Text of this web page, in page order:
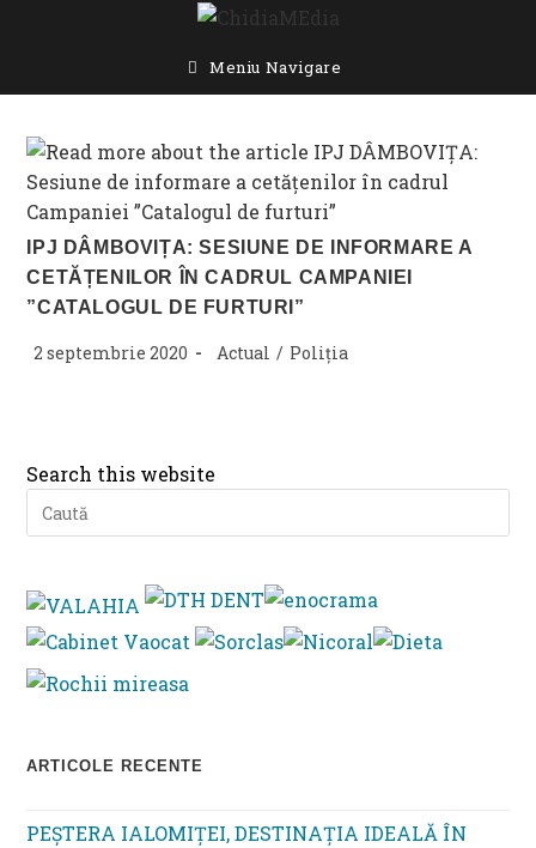
Meniu Navigare
IPJ DÂMBOVIȚA: SESIUNE DE INFORMARE A
CETĂȚENILOR ÎN CADRUL CAMPANIEI
”CATALOGUL DE FURTURI”
Post
2 septembrie 2020
Post
Actual / Poliția
Search this website
ARTICOLE RECENTE
PEȘTERA IALOMIȚEI, DESTINAȚIA IDEALĂ ÎN